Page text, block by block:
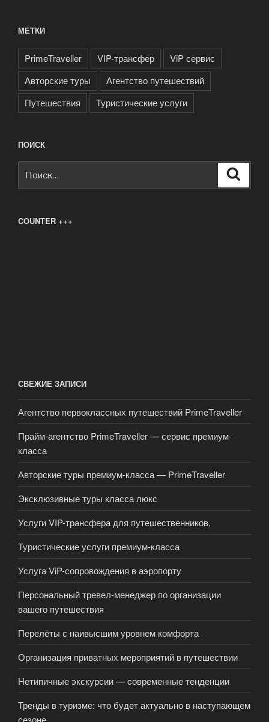
МЕТКИ
PrimeTraveller VIP-трансфер
ViP сервис
Авторские туры
Агентство путешествий
Путешествия
Туристические услуги
ПОИСК
COUNTER +++
СВЕЖИЕ ЗАПИСИ
Агентство первоклассных путешествий PrimeTraveller
Прайм-агентство PrimeTraveller — сервис премиум-
класса
Авторские туры премиум-класса — PrimeTraveller
Эксклюзивные туры класса люкс
Услуги VIP-трансфера для путешественников,
Туристические услуги премиум-класса
Услуга ViP-сопровождения в аэропорту
Персональный тревел-менеджер по организации
вашего путешествия
Перелёты с наивысшим уровнем комфорта
Организация приватных мероприятий в путешествии
Нетипичные экскурсии — cовременные тенденции
Тренды в туризме: что будет актуально в наступающем
сезоне